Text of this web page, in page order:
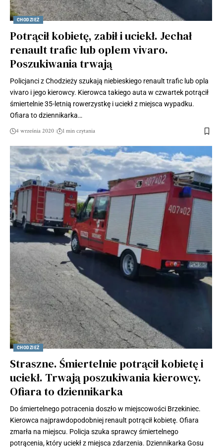
CHODZIEŻ
Potrącił kobietę, zabił i uciekł. Jechał
renault trafic lub oplem vivaro.
Poszukiwania trwają
Policjanci z Chodzieży szukają niebieskiego renault trafic lub opla
vivaro i jego kierowcy. Kierowca takiego auta w czwartek potrącił
śmiertelnie 35-letnią rowerzystkę i uciekł z miejsca wypadku.
Ofiara to dziennikarka…
4 września 2020 1 min czytania
CHODZIEŻ
Straszne. Śmiertelnie potrącił kobietę i
uciekł. Trwają poszukiwania kierowcy.
Ofiara to dziennikarka
Do śmiertelnego potracenia doszło w miejscowości Brzekiniec.
Kierowca najprawdopodobniej renault potrącił kobietę. Ofiara
zmarła na miejscu. Policja szuka sprawcy śmiertelnego
potrącenia, który uciekł z miejsca zdarzenia. Dziennikarka Gosu